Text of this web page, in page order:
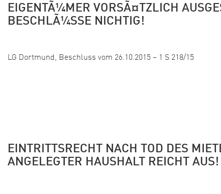
EIGENTÃ¼MER VORSÃ¤TZLICH
BESCHLÃ¼SSE NICHTIG!
LG Dortmund, Beschluss vom 26.10.2015 – 1 S 218/15
EINTRITTSRECHT NACH TOD DES
ANGELEGTER HAUSHALT REICHT AUS!